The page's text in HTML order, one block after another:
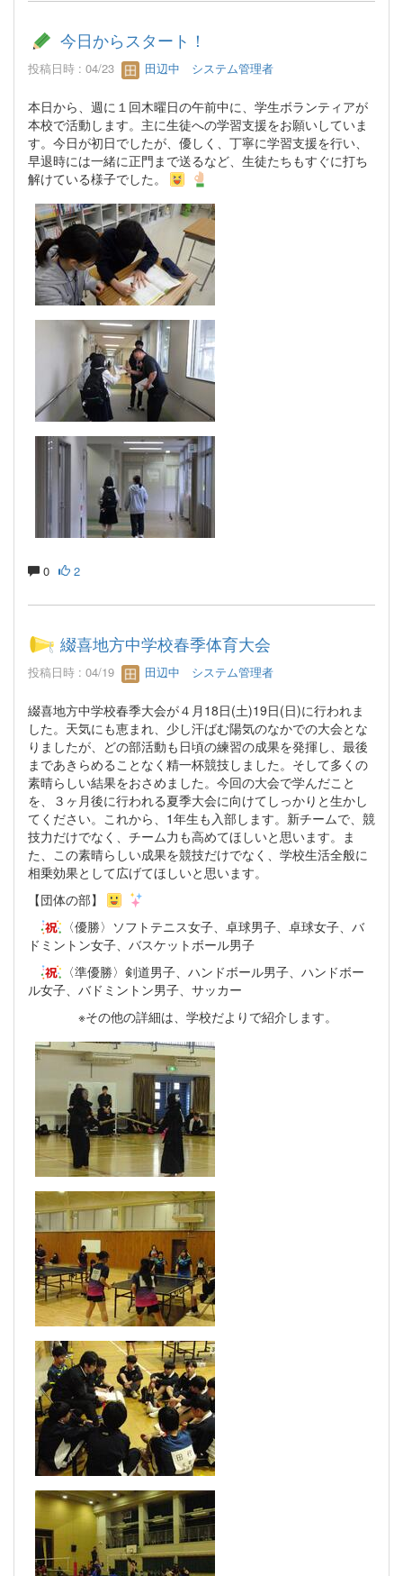
今日からスタート！
投稿日時 : 04/23 田辺中 システム管理者
本日から、週に１回木曜日の午前中に、学生ボランティアが
本校で活動します。主に生徒への学習支援をお願いしていま
す。今日が初日でしたが、優しく、丁寧に学習支援を行い、
早退時には一緒に正門まで送るなど、生徒たちもすぐに打ち
解けている様子でした。
0 2
綴喜地方中学校春季体育大会
投稿日時 : 04/19 田辺中 システム管理者
綴喜地方中学校春季大会が４月18日(土)19日(日)に行われま
した。天気にも恵まれ、少し汗ばむ陽気のなかでの大会とな
りましたが、どの部活動も日頃の練習の成果を発揮し、最後
まであきらめることなく精一杯競技しました。そして多くの
素晴らしい結果をおさめました。今回の大会で学んだこと
を、３ヶ月後に行われる夏季大会に向けてしっかりと生かし
てください。これから、1年生も入部します。新チームで、競
技力だけでなく、チーム力も高めてほしいと思います。ま
た、この素晴らしい成果を競技だけでなく、学校生活全般に
相乗効果として広げてほしいと思います。
【団体の部】
〈優勝〉ソフトテニス女子、卓球男子、卓球女子、バ
ドミントン女子、バスケットボール男子
〈準優勝〉剣道男子、ハンドボール男子、ハンドボー
ル女子、バドミントン男子、サッカー
※その他の詳細は、学校だよりで紹介します。